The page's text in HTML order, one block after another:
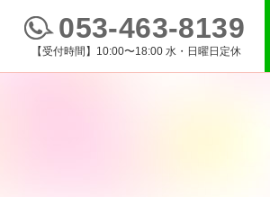
053-463-8139
【受付時間】10:00〜18:00 水・日曜日定休